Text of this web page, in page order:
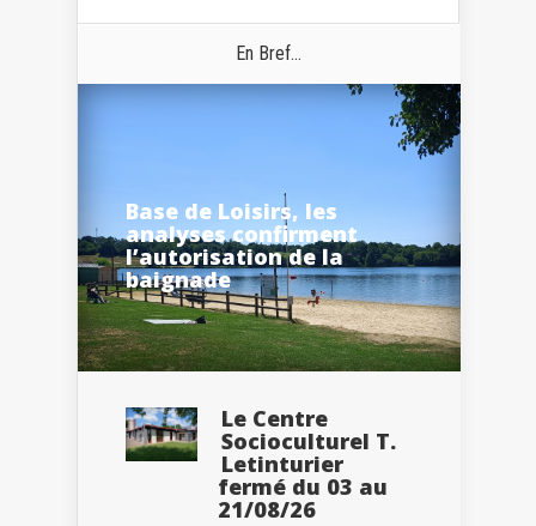
En Bref...
Base de Loisirs, les
analyses confirment
l’autorisation de la
baignade
Le Centre
Socioculturel T.
Letinturier
fermé du 03 au
21/08/26